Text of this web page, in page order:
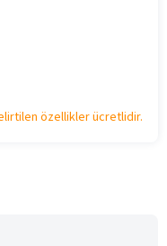
özellikler ücretlidir.